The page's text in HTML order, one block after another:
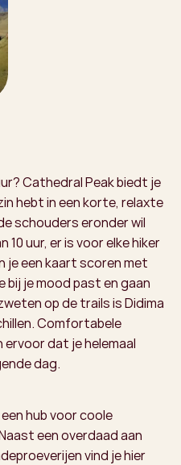
Cathedral Peak biedt je
hebt in een korte, relaxte
schouders eronder wil
uur, er is voor elke hiker
je een kaart scoren met
je mood past en gaan
op de trails is Didima
Comfortabele
ervoor dat je helemaal
dag.
hub voor coole
een overdaad aan
vind je hier